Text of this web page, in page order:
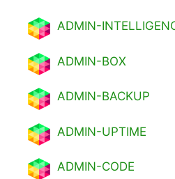
ADMIN-
ADMIN-BOX
ADMIN-BACKUP
ADMIN-UPTIME
ADMIN-CODE